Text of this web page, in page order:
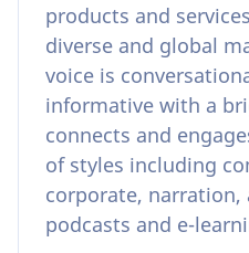
products and
diverse and global
voice is
informative with a
connects and
of styles including
corporate, narration,
podcasts and e-